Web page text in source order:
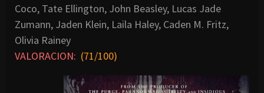
Coco, Tate Ellington, John Beasley, Lucas Jade
Zumann, Jaden Klein, Laila Haley, Caden M. Fritz,
Olivia Rainey
VALORACION: (71/100)